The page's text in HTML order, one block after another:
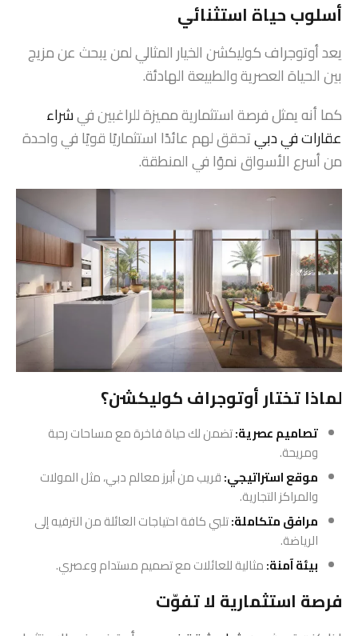
أسلوب حياة استثنائي
يعد أوتوجراف كوليكشن الخيار المثالي لمن يبحث عن مزيج
بين الحياة العصرية والطبيعة الهادئة.
كما أنه يمثل فرصة استثمارية مميزة للراغبين فيشراء
عقارات في دبيتحقق لهم عائدًا استثماريًا قويًا في واحدة
من أسرع الأسواق نموًا في المنطقة.
لماذا تختار أوتوجراف كوليكشن؟
تصاميم عصرية:تضمن لك حياة فاخرة مع مساحات رحبة
ومريحة.
موقع استراتيجي:قريب من أبرز معالم دبي، مثل المولات
والمراكز التجارية.
مرافق متكاملة:تلبي كافة احتياجات العائلة من الترفيه إلى
الرياضة.
بيئة آمنة:مثالية للعائلات مع تصميم مستدام وعصري.
فرصة استثمارية لا تفوّت